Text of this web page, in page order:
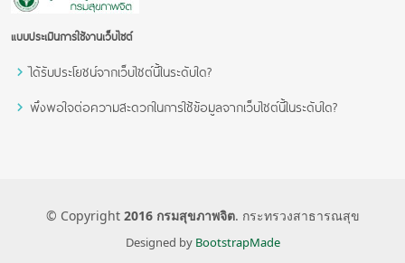
แบบประเมินการใช้งานเว็บไซต์
ได้รับประโยชน์จากเว็บไซต์นี้ในระดับใด?
พึงพอใจต่อความสะดวกในการใช้ข้อมูลจากเว็บไซต์นี้ในระดับใด?
© Copyright 2016 กรมสุขภาพจิต. กระทรวงสาธารณสุข
Designed by BootstrapMade